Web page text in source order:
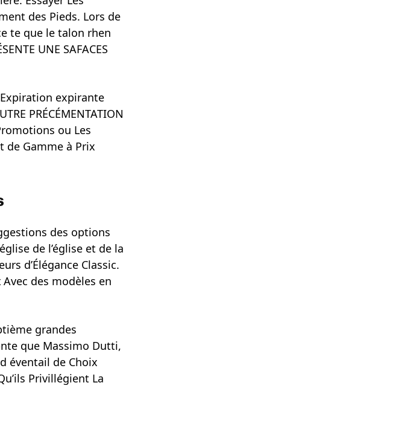
des Pieds. Lors de
te que le talon rhen
UNE SAFACES
expirante
PRÉCÉMENTATION
ou Les
de Gamme à Prix
des options
de l’église et de la
d’Élégance Classic.
Avec des modèles en
grandes
que Massimo Dutti,
éventail de Choix
Privillégient La